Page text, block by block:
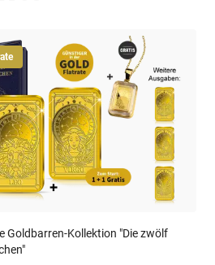
Goldbarren-Kollektion "Die zwölf